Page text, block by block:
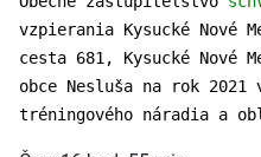
vzpierania Kysucké Nové
cesta 681, Kysucké Nové
obce Nesluša na rok 2021
tréningového náradia a